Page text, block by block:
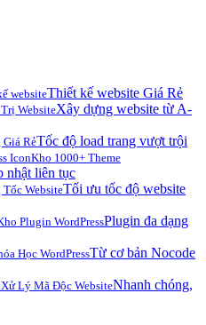
websiteThiết kế website Giá Rẻ
WebsiteXây dựng website từ A-
RẻTốc độ load trang vượt trội
Kho 1000+ Theme
nhật liên tục
Tốc WebsiteTối ưu tốc độ website
Plugin WordPressPlugin đa dạng
Học WordPressTừ cơ bản Nocode
Xử Lý Mã Độc WebsiteNhanh chóng,